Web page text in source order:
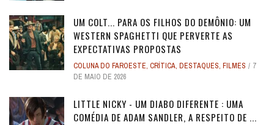
UM COLT... PARA OS FILHOS DO DEMÔNIO: UM
WESTERN SPAGHETTI QUE PERVERTE AS
EXPECTATIVAS PROPOSTAS
COLUNA DO FAROESTE, CRÍTICA, DESTAQUES, FILMES
7
DE MAIO DE 2026
LITTLE NICKY - UM DIABO DIFERENTE : UMA
COMÉDIA DE ADAM SANDLER, A RESPEITO DE ...